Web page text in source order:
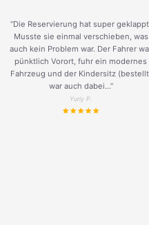
“Die Reservierung hat super
Musste sie einmal verschieben, was
auch kein Problem war. Der Fahrer
pünktlich Vorort, fuhr ein modernes
Fahrzeug und der Kindersitz
war auch dabei...”
Yuriy P.